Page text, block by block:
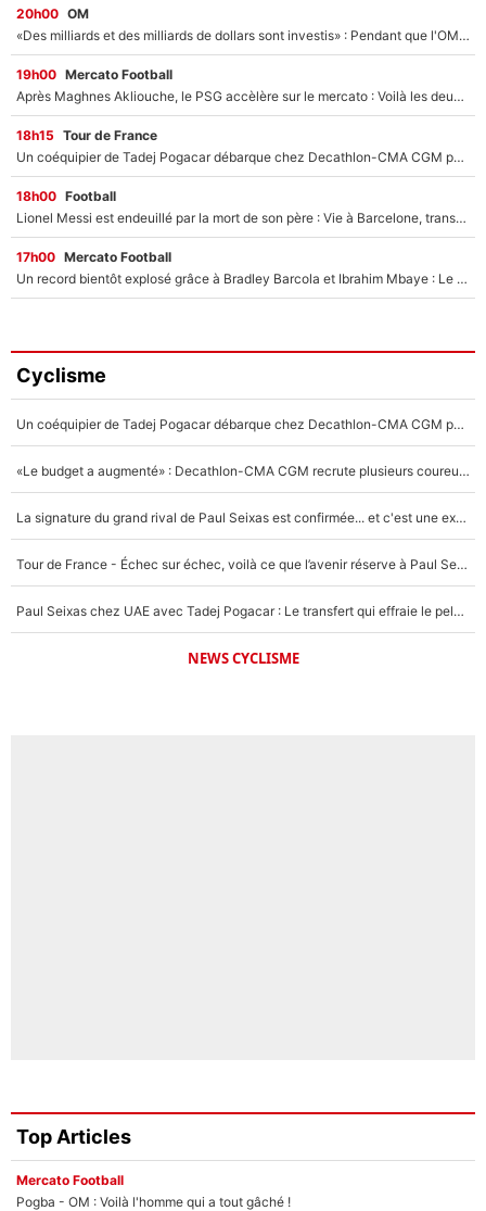
20h00 OM
«Des milliards et des milliards de dollars sont investis» : Pendant que l'OM est en pleine crise financière, Frank McCourt lance un nouveau projet à 260M€ !
19h00 Mercato Football
Après Maghnes Akliouche, le PSG accèlère sur le mercato : Voilà les deux nouvelles recrues qui vont signer la semaine prochaine ?
18h15 Tour de France
Un coéquipier de Tadej Pogacar débarque chez Decathlon-CMA CGM pour épauler Paul Seixas : «Mes meilleures années sont à venir»
18h00 Football
Lionel Messi est endeuillé par la mort de son père : Vie à Barcelone, transfert au PSG... voilà comment Jorge Messi a joué un rôle essentiel dans sa carrière !
17h00 Mercato Football
Un record bientôt explosé grâce à Bradley Barcola et Ibrahim Mbaye : Le PSG sur le point de réaliser un mercato historique ?
Cyclisme
Un coéquipier de Tadej Pogacar débarque chez Decathlon-CMA CGM pour épauler Paul Seixas : «Mes meilleures années sont à venir»
«Le budget a augmenté» : Decathlon-CMA CGM recrute plusieurs coureurs pour offrir à Paul Seixas une équipe pour gagner le Tour de France 2027
La signature du grand rival de Paul Seixas est confirmée... et c'est une excellente nouvelle pour l'équipe Decathlon-CMA CGM !
Tour de France - Échec sur échec, voilà ce que l’avenir réserve à Paul Seixas : «Tant qu’il y aura un Pogacar comme celui-là...»
Paul Seixas chez UAE avec Tadej Pogacar : Le transfert qui effraie le peloton, «c’est la pire des choses qui puisse arriver»
NEWS CYCLISME
Top Articles
Mercato Football
Pogba - OM : Voilà l'homme qui a tout gâché !